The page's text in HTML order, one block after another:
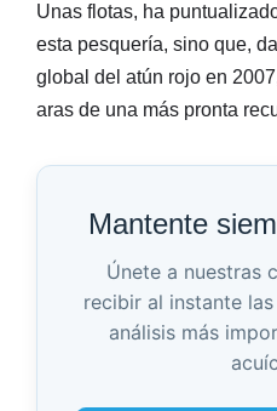
Unas flotas, ha
esta pesquería, sino que,
global del atún rojo en
aras de una más pronta
Mantente
Únete a nuestras
recibir al instante
análisis más